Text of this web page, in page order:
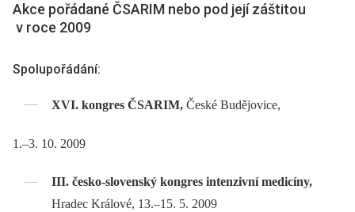
Akce pořádané ČSARIM nebo pod její záštitou
v roce 2009
Spolupořádání:
XVI. kongres ČSARIM, České Budějovice,
1.–3. 10. 2009
III. česko-slovenský kongres intenzivní medicíny,
Hradec Králové, 13.–15. 5. 2009